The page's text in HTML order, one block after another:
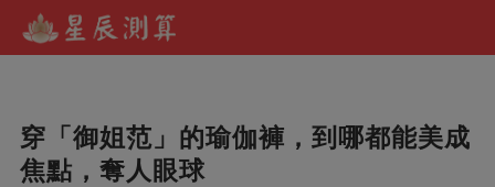
穿「御姐范」的瑜伽褲，到哪都能美成
焦點，奪人眼球